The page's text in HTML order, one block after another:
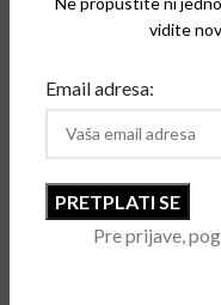
vidite
Email adresa:
Pre prijave,
Pugnale
Naočare za vid